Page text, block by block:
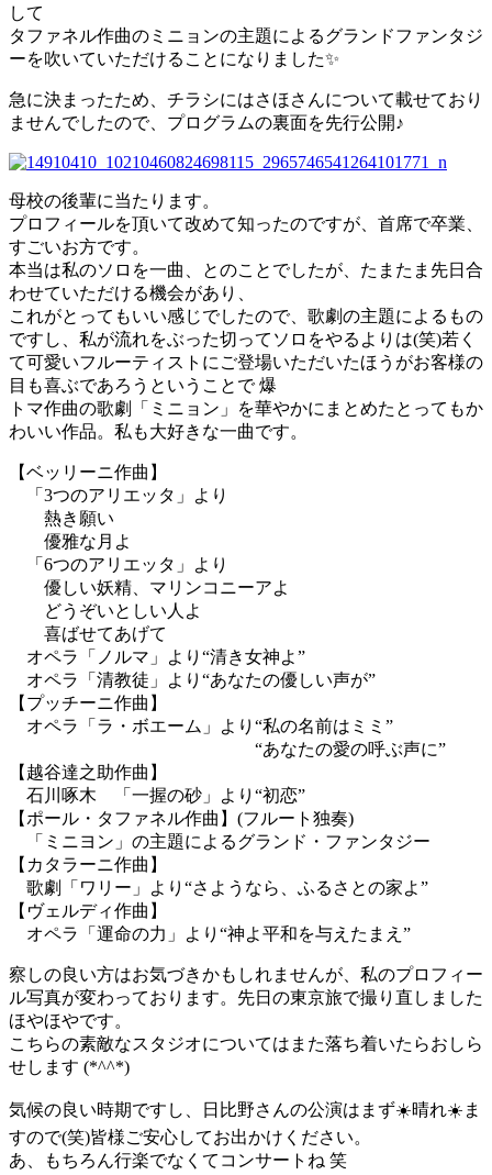
して
タファネル作曲のミニョンの主題によるグランドファンタジ
ーを吹いていただけることになりました✨
急に決まったため、チラシにはさほさんについて載せており
ませんでしたので、プログラムの裏面を先行公開♪
母校の後輩に当たります。
プロフィールを頂いて改めて知ったのですが、首席で卒業、
すごいお方です。
本当は私のソロを一曲、とのことでしたが、たまたま先日合
わせていただける機会があり、
これがとってもいい感じでしたので、歌劇の主題によるもの
ですし、私が流れをぶった切ってソロをやるよりは(笑)若く
て可愛いフルーティストにご登場いただいたほうがお客様の
目も喜ぶであろうということで 爆
トマ作曲の歌劇「ミニョン」を華やかにまとめたとってもか
わいい作品。私も大好きな一曲です。
【ベッリーニ作曲】
「3つのアリエッタ」より
熱き願い
優雅な月よ
「6つのアリエッタ」より
優しい妖精、マリンコニーアよ
どうぞいとしい人よ
喜ばせてあげて
オペラ「ノルマ」より“清き女神よ”
オペラ「清教徒」より“あなたの優しい声が”
【プッチーニ作曲】
オペラ「ラ・ボエーム」より“私の名前はミミ”
“あなたの愛の呼ぶ声に”
【越谷達之助作曲】
石川啄木 「一握の砂」より“初恋”
【ポール・タファネル作曲】(フルート独奏)
「ミニヨン」の主題によるグランド・ファンタジー
【カタラーニ作曲】
歌劇「ワリー」より“さようなら、ふるさとの家よ”
【ヴェルディ作曲】
オペラ「運命の力」より“神よ平和を与えたまえ”
察しの良い方はお気づきかもしれませんが、私のプロフィー
ル写真が変わっております。先日の東京旅で撮り直しました
ほやほやです。
こちらの素敵なスタジオについてはまた落ち着いたらおしら
せします (*^^*)
気候の良い時期ですし、日比野さんの公演はまず☀️晴れ☀️ま
すので(笑)皆様ご安心してお出かけください。
あ、もちろん行楽でなくてコンサートね 笑